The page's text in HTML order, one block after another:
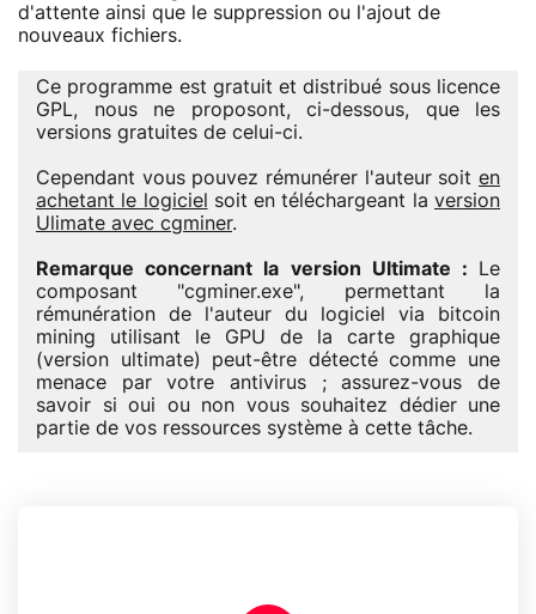
d'attente ainsi que le suppression ou l'ajout de
nouveaux fichiers.
Ce programme est gratuit et distribué sous licence
GPL, nous ne proposont, ci-dessous, que les
versions gratuites de celui-ci.
Cependant vous pouvez rémunérer l'auteur soit en
achetant le logiciel
soit en téléchargeant laversion
Ulimate avec cgminer.
Remarque concernant la version Ultimate :
Le
composant "cgminer.exe", permettant la
rémunération de l'auteur du logiciel via bitcoin
mining utilisant le GPU de la carte graphique
(version ultimate) peut-être détecté comme une
menace par votre antivirus ; assurez-vous de
savoir si oui ou non vous souhaitez dédier une
partie de vos ressources système à cette tâche.